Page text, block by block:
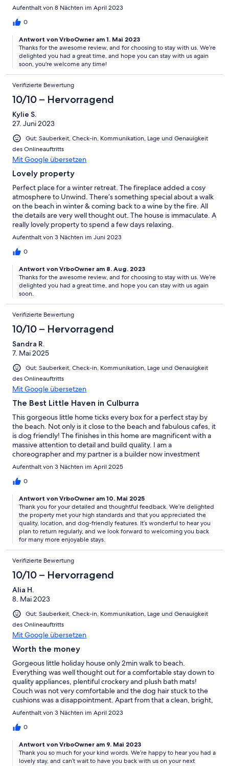
Aufenthalt von 8 Nächten im April 2023
0
Antwort von VrboOwner am 1. Mai 2023
Thanks for the awesome review, and for choosing to stay with us. We’re
delighted you had a great time, and hope you can stay with us again
soon, you're welcome any time!
Verifizierte Bewertung
10/10 – Hervorragend
Kylie S.
27. Juni 2023
Gut: Sauberkeit, Check-in, Kommunikation, Lage und Genauigkeit
des Onlineauftritts
Mit Google übersetzen
Lovely property
Perfect place for a winter retreat. The fireplace added a cosy
atmosphere to Unwind. There’s something special about a walk
on the beach in winter & coming back to a wine by the fire. All
the details are very well thought out. The house is immaculate. A
really lovely property to spend a few days relaxing.
Aufenthalt von 3 Nächten im Juni 2023
0
Antwort von VrboOwner am 8. Aug. 2023
Thanks for the awesome review, and for choosing to stay with us. We’re
delighted you had a great time, and hope you can stay with us again
soon.
Verifizierte Bewertung
10/10 – Hervorragend
Sandra R.
7. Mai 2025
Gut: Sauberkeit, Check-in, Kommunikation, Lage und Genauigkeit
des Onlineauftritts
Mit Google übersetzen
The Best Little Haven in Culburra
This gorgeous little home ticks every box for a perfect stay by
the beach. Not only is it close to the beach and fabulous cafes, it
is dog friendly! The finishes in this home are magnificent with a
massive attention to detail and build quality. I am a
choreographer and my partner is a builder now investment
trader and our accomodation standards are very high and this
place most certainly meets everything. Do yourself a favour and
stay there, you will not regret it. We are going to book a
Aufenthalt von 3 Nächten im April 2025
0
Antwort von VrboOwner am 10. Mai 2025
Thank you for your detailed and thoughtful feedback. We’re delighted
the property met your high standards and that you appreciated the
quality, location, and dog-friendly features. It’s wonderful to hear you
plan to return regularly, and we look forward to welcoming you back
for many more enjoyable stays.
Verifizierte Bewertung
10/10 – Hervorragend
Alia H.
8. Mai 2023
Gut: Sauberkeit, Check-in, Kommunikation, Lage und Genauigkeit
des Onlineauftritts
Mit Google übersetzen
Worth the money
Gorgeous little holiday house only 2min walk to beach.
Everything was well thought out for a comfortable stay down to
quality appliances, plentiful crockery and plush bath mats!
Couch was not very comfortable and the dog hair stuck to the
cushions was a disappointment. Apart from that a clean, bright,
welcoming space. Wood burning fireplace was a treat. Would
Aufenthalt von 3 Nächten im April 2023
0
Antwort von VrboOwner am 9. Mai 2023
Thank you so much for your kind words. We’re happy to hear you had a
lovely stay, and can’t wait to have you back with us on your next